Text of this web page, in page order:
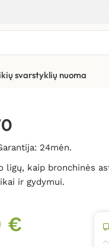
svarstyklių nuoma
24mėn.
ligų, kaip bronchinės
ir gydymui.
€